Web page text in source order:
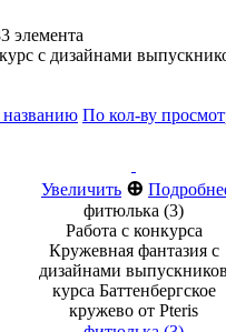
элемента
с дизайнами
По кол-ву
Увеличить ⊕
фитюлька (3)
Работа с конкурса
Кружевная фантазия с
дизайнами выпускников
курса Баттенбергское
кружево от Pteris